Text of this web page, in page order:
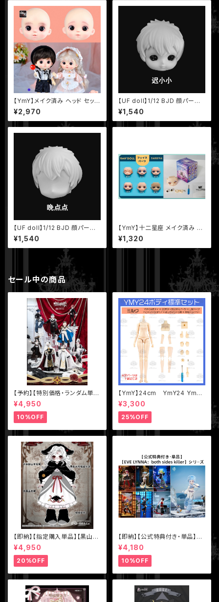
【YmY】メイク済み ヘッド セット
冬冬 若若 ミルク肌 YmYドール
¥2,970
【UF doll】1/12 BJD 顔パーツ
遅小小 フェイスパーツ 球体関
節人形 UFドール
¥1,540
【UF doll】1/12 BJD 顔パーツ
晩点点 フェイスパーツ 球体関
節人形 UFドール
¥1,540
【YmY】十二星座 メイク済み 顔
パーツ セット 1 ー 12 番 ホワイ
ト肌 YmYドール 12星座
¥1,320
セール中の商品
【予約】【特別価格・ランダム単
品】【千頌礼宴】シリーズ【悸動瞬
息】1/8 MJD ブラインドドール
¥4,950
10%OFF
【YmY】24cm YmY24 YmY
ドール YmYボディ ミルク ピュ
アホワイト
¥3,300
25%OFF
【即納】【指定購入単品】【黒山
羊】1/12 BJD ブラインドドール
【Nyssa（ニサ）怪談夢魘】シリ
ーズ【数量限定】
¥4,950
20%OFF
【即納】【公式特典付き・単品】【E
VE LYNNA：both sides kille
r】シリーズ【Neo Eden Toys】
MJD ブラインドドール
¥4,180
10%OFF